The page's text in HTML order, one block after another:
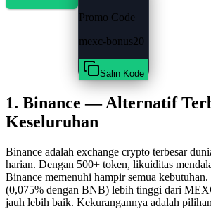
Promo Code
mexc-bonus20
Salin Kode
1. Binance — Alternatif
Keseluruhan
Binance adalah exchange crypto terbesar
harian. Dengan 500+ token, likuiditas
Binance memenuhi hampir semua
(0,075% dengan BNB) lebih tinggi dari
jauh lebih baik. Kekurangannya adalah